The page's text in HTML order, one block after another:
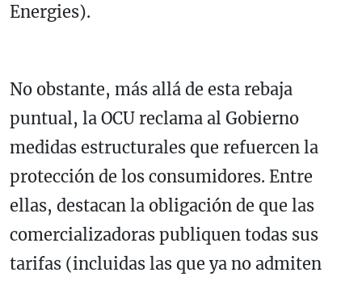
Energies).
No obstante, más allá de esta rebaja
puntual, la OCU reclama al Gobierno
medidas estructurales que refuercen la
protección de los consumidores. Entre
ellas, destacan la obligación de que las
comercializadoras publiquen todas sus
tarifas (incluidas las que ya no admiten